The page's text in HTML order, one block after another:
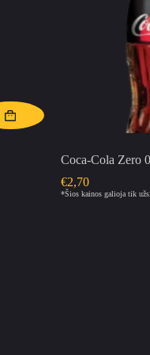
Coca-Cola Zero
€2,70
*Šios kainos galioja tik